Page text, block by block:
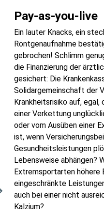
Pay-as-you-live
Ein lauter Knacks, ein
Röntgenaufnahme
gebrochen! Schlimm
die Finanzierung der
gesichert: Die
Solidargemeinschaft der
Krankheitsrisiko auf, egal,
einer Verkettung
oder vom Ausüben einer
ist, wenn
Gesundheitsleistungen
Lebensweise abhängen?
Extremsportarten höhere
eingeschränkte
auch bei einer nicht
Kalzium?